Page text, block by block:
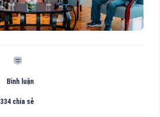
Bình luận
334 chia sẻ